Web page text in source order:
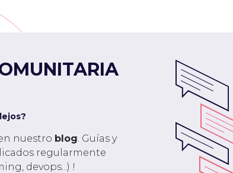
nuestro blog. Guías y
regularmente
devops...) !